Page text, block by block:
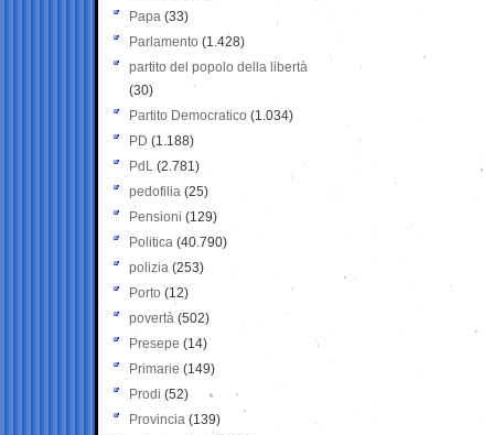
Papa (33)
Parlamento (1.428)
partito del popolo della libertà
(30)
Partito Democratico (1.034)
PD (1.188)
PdL (2.781)
pedofilia (25)
Pensioni (129)
Politica (40.790)
polizia (253)
Porto (12)
povertà (502)
Presepe (14)
Primarie (149)
Prodi (52)
Provincia (139)